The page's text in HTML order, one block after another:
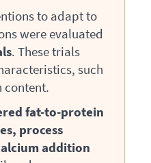
to adapt to
were evaluated
. These trials
such
content.
fat-to-protein
process
addition